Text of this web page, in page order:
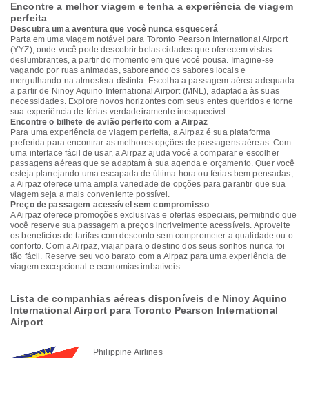
Encontre a melhor viagem e tenha a experiência de viagem
perfeita
Descubra uma aventura que você nunca esquecerá
Parta em uma viagem notável para Toronto Pearson International Airport
(YYZ), onde você pode descobrir belas cidades que oferecem vistas
deslumbrantes, a partir do momento em que você pousa. Imagine-se
vagando por ruas animadas, saboreando os sabores locais e
mergulhando na atmosfera distinta. Escolha a passagem aérea adequada
a partir de Ninoy Aquino International Airport (MNL), adaptada às suas
necessidades. Explore novos horizontes com seus entes queridos e torne
sua experiência de férias verdadeiramente inesquecível.
Encontre o bilhete de avião perfeito com a Airpaz
Para uma experiência de viagem perfeita, a Airpaz é sua plataforma
preferida para encontrar as melhores opções de passagens aéreas. Com
uma interface fácil de usar, a Airpaz ajuda você a comparar e escolher
passagens aéreas que se adaptam à sua agenda e orçamento. Quer você
esteja planejando uma escapada de última hora ou férias bem pensadas,
a Airpaz oferece uma ampla variedade de opções para garantir que sua
viagem seja a mais conveniente possível.
Preço de passagem acessível sem compromisso
A Airpaz oferece promoções exclusivas e ofertas especiais, permitindo que
você reserve sua passagem a preços incrivelmente acessíveis. Aproveite
os benefícios de tarifas com desconto sem comprometer a qualidade ou o
conforto. Com a Airpaz, viajar para o destino dos seus sonhos nunca foi
tão fácil. Reserve seu voo barato com a Airpaz para uma experiência de
viagem excepcional e economias imbatíveis.
Lista de companhias aéreas disponíveis de Ninoy Aquino
International Airport para Toronto Pearson International
Airport
Philippine Airlines